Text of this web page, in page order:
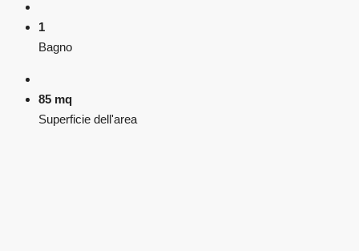
1
Bagno
85 mq
Superficie dell'area